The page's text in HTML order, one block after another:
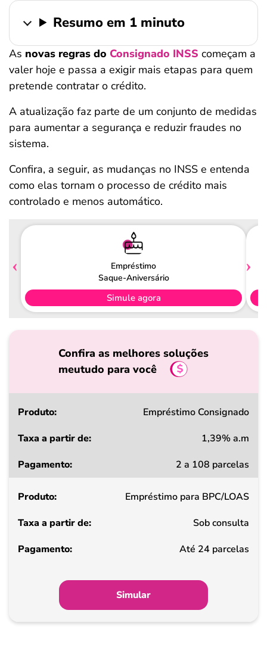
Resumo em 1 minuto
As novas regras do Consignado INSS começam a
valer hoje e passa a exigir mais etapas para quem
pretende contratar o crédito.
A atualização faz parte de um conjunto de medidas
para aumentar a segurança e reduzir fraudes no
sistema.
Confira, a seguir, as mudanças no INSS e entenda
como elas tornam o processo de crédito mais
controlado e menos automático.
Empréstimo
Saque-Aniversário
Simule agora
Confira as melhores soluções
meutudo para você
Produto
a
de
Pagamento
Empréstimo Consignado
1,39% a.m
2 a 108 parcelas
Empréstimo para BPC/LOAS
Sob consulta
Até 24 parcelas
Simular